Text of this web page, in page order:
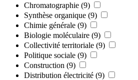
Chromatographie (9)
Synthèse organique (9)
Chimie générale (9)
Biologie moléculaire (9)
Collectivité territoriale (9)
Politique sociale (9)
Construction (9)
Distribution électricité (9)